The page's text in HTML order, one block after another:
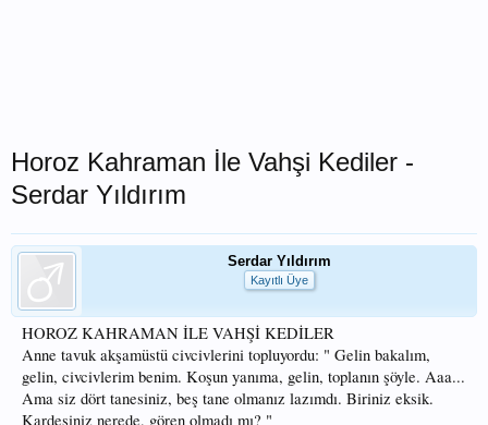
Horoz Kahraman İle Vahşi Kediler -
Serdar Yıldırım
Serdar Yıldırım
Kayıtlı Üye
HOROZ KAHRAMAN İLE VAHŞİ KEDİLER
Anne tavuk akşamüstü civcivlerini topluyordu: " Gelin bakalım,
gelin, civcivlerim benim. Koşun yanıma, gelin, toplanın şöyle. Aaa...
Ama siz dört tanesiniz, beş tane olmanız lazımdı. Biriniz eksik.
Kardeşiniz nerede, gören olmadı mı? "